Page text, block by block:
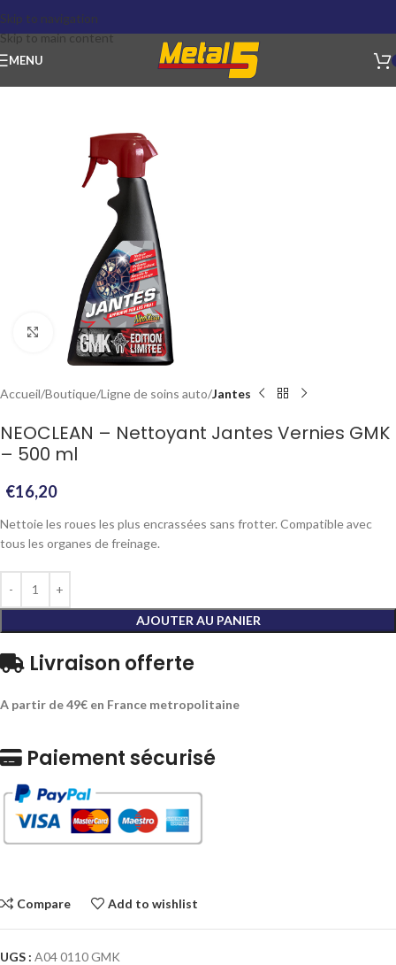
Skip to navigation
Skip to main content
MENU
Click to enlarge
Accueil Boutique Ligne de soins auto Jantes
NEOCLEAN – Nettoyant Jantes Vernies GMK
– 500 ml
€16,20
Nettoie les roues les plus encrassées sans frotter. Compatible avec
tous les organes de freinage.
AJOUTER AU PANIER
Livraison offerte
A partir de 49€ en France metropolitaine
Paiement sécurisé
Compare Add to wishlist
UGS : A04 0110 GMK